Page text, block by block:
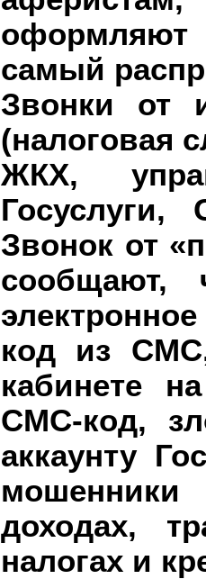
самый
Звонки от
(налоговая
ЖКХ,
Звонок от
сообщают,
код из
кабинете
СМС-код,
аккаунту
доходах,
налогах и